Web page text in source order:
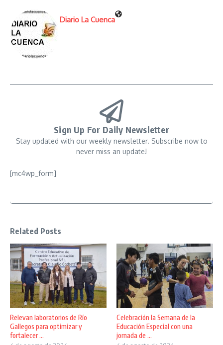
Diario La Cuenca
Sign Up For Daily Newsletter
Stay updated with our weekly newsletter. Subscribe now to
never miss an update!
[mc4wp_form]
Related Posts
Relevan laboratorios de Río
Gallegos para optimizar y
fortalecer ...
Celebración la Semana de la
Educación Especial con una
jornada de ...